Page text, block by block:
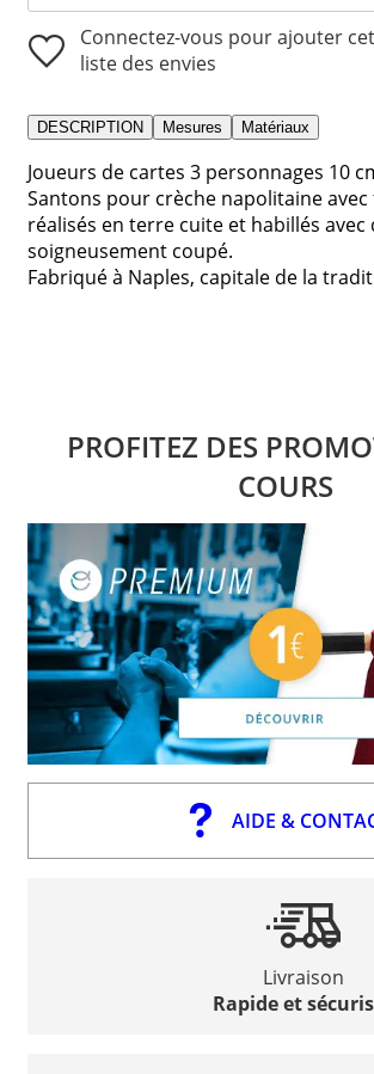
Connectez-vous pour ajouter
liste des envies
DESCRIPTION Mesures Matériaux
Joueurs de cartes 3 personnages 10
Santons pour crèche napolitaine
réalisés en terre cuite et habillés avec
soigneusement coupé.
Fabriqué à Naples, capitale de la
PROFITEZ DES
COURS
AIDE &
Livraison
Rapide et